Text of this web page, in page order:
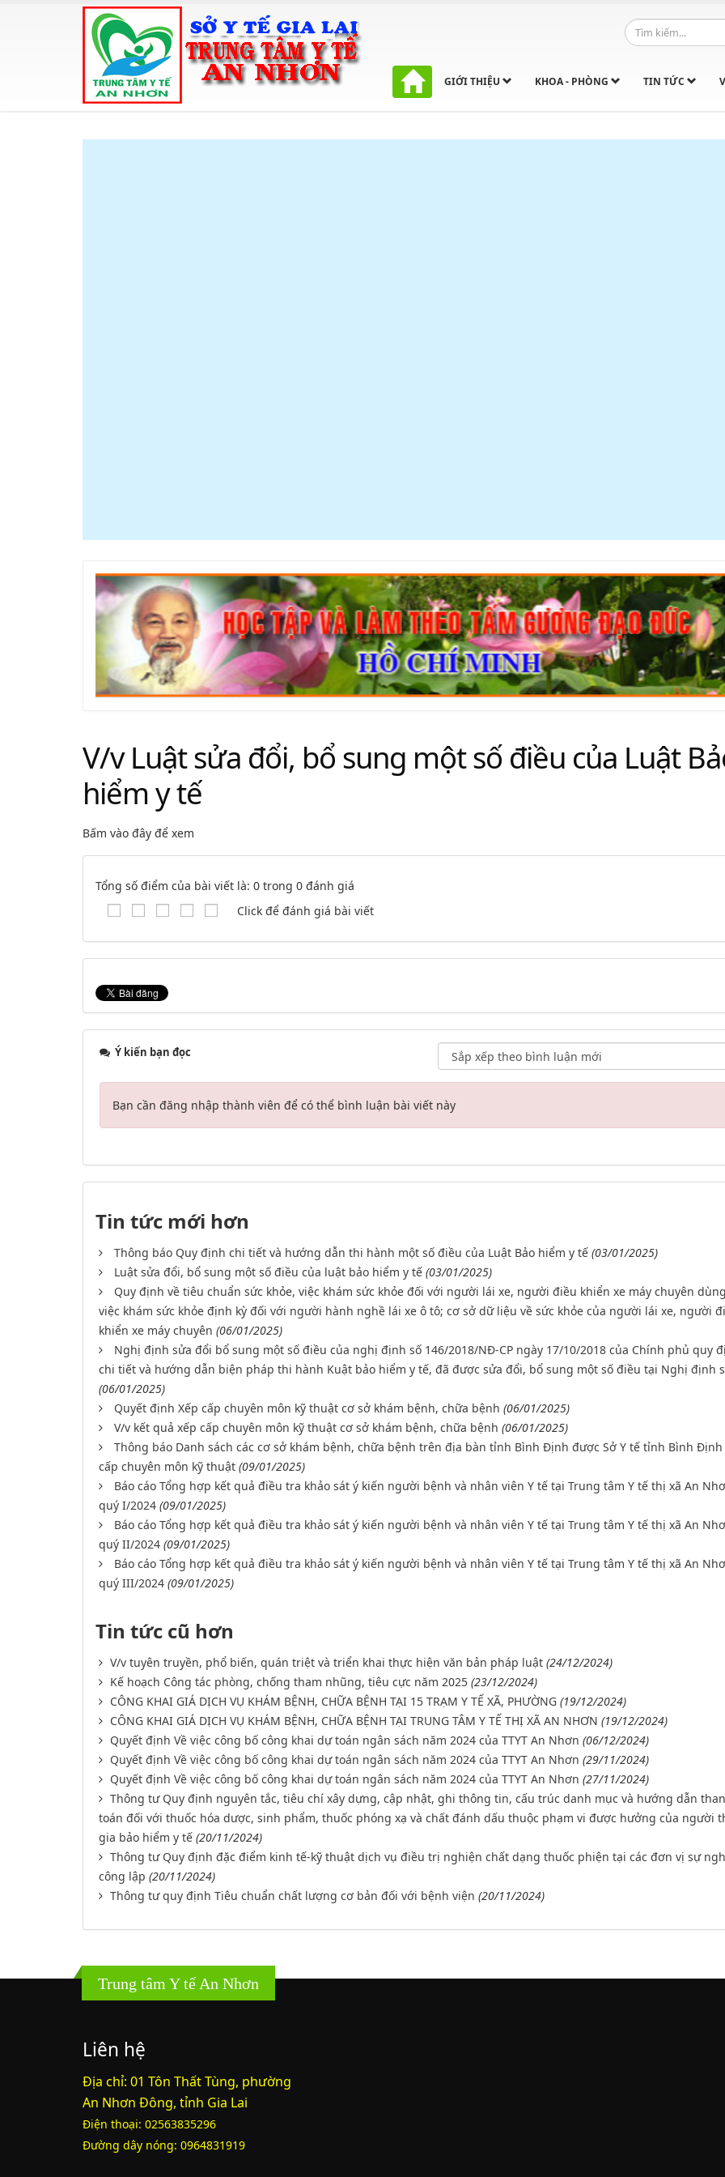
GIỚI THIỆU KHOA - PHÒNG TIN TỨC
V/v Luật sửa đổi, bổ sung một số điều của Luật
hiểm y tế
Bấm vào đây để xem
Tổng số điểm của bài viết là: 0 trong 0 đánh giá
Click để đánh giá bài viết
Ý kiến bạn đọc
Bạn cần đăng nhập thành viên để có thể bình luận bài viết này
Tin tức mới hơn
Thông báo Quy định chi tiết và hướng dẫn thi hành một số điều của Luật Bảo hiểm y tế (03/01/2025)
Luật sửa đổi, bổ sung một số điều của luật bảo hiểm y tế (03/01/2025)
Quy định về tiêu chuẩn sức khỏe, việc khám sức khỏe đối với người lái xe, người điều khiển xe máy chuyên
việc khám sức khỏe định kỳ đối với người hành nghề lái xe ô tô; cơ sở dữ liệu về sức khỏe của người lái xe, người
khiển xe máy chuyên (06/01/2025)
Nghị định sửa đổi bổ sung một số điều của nghị định số 146/2018/NĐ-CP ngày 17/10/2018 của Chính phủ quy
chi tiết và hướng dẫn biện pháp thi hành Kuật bảo hiểm y tế, đã được sửa đổi, bổ sung một số điều tại Nghị định s
(06/01/2025)
Quyết định Xếp cấp chuyên môn kỹ thuật cơ sở khám bệnh, chữa bệnh (06/01/2025)
V/v kết quả xếp cấp chuyên môn kỹ thuật cơ sở khám bệnh, chữa bệnh (06/01/2025)
Thông báo Danh sách các cơ sở khám bệnh, chữa bệnh trên địa bàn tỉnh Bình Định được Sở Y tế tỉnh Bình Định
cấp chuyên môn kỹ thuật (09/01/2025)
Báo cáo Tổng hợp kết quả điều tra khảo sát ý kiến người bệnh và nhân viên Y tế tại Trung tâm Y tế thị xã An
quý I/2024 (09/01/2025)
Báo cáo Tổng hợp kết quả điều tra khảo sát ý kiến người bệnh và nhân viên Y tế tại Trung tâm Y tế thị xã An
quý II/2024 (09/01/2025)
Báo cáo Tổng hợp kết quả điều tra khảo sát ý kiến người bệnh và nhân viên Y tế tại Trung tâm Y tế thị xã An
quý III/2024 (09/01/2025)
Tin tức cũ hơn
V/v tuyên truyền, phổ biến, quán triệt và triển khai thực hiện văn bản pháp luật (24/12/2024)
Kế hoạch Công tác phòng, chống tham nhũng, tiêu cực năm 2025 (23/12/2024)
CÔNG KHAI GIÁ DỊCH VỤ KHÁM BỆNH, CHỮA BỆNH TẠI 15 TRẠM Y TẾ XÃ, PHƯỜNG (19/12/2024)
CÔNG KHAI GIÁ DỊCH VỤ KHÁM BỆNH, CHỮA BỆNH TẠI TRUNG TÂM Y TẾ THỊ XÃ AN NHƠN (19/12/2024)
Quyết định Về việc công bố công khai dự toán ngân sách năm 2024 của TTYT An Nhơn (06/12/2024)
Quyết định Về việc công bố công khai dự toán ngân sách năm 2024 của TTYT An Nhơn (29/11/2024)
Quyết định Về việc công bố công khai dự toán ngân sách năm 2024 của TTYT An Nhơn (27/11/2024)
Thông tư Quy định nguyên tắc, tiêu chí xây dựng, cập nhật, ghi thông tin, cấu trúc danh mục và hướng dẫn
toán đối với thuốc hóa dược, sinh phẩm, thuốc phóng xạ và chất đánh dấu thuộc phạm vi được hưởng của người
gia bảo hiểm y tế (20/11/2024)
Thông tư Quy định đặc điểm kinh tế-kỹ thuật dịch vụ điều trị nghiện chất dạng thuốc phiện tại các đơn vị sự
công lập (20/11/2024)
Thông tư quy định Tiêu chuẩn chất lượng cơ bản đối với bệnh viện (20/11/2024)
Trung tâm Y tế An Nhơn
Liên hệ
Địa chỉ: 01 Tôn Thất Tùng, phường
An Nhơn Đông, tỉnh Gia Lai
Điện thoại: 02563835296
Đường dây nóng: 0964831919